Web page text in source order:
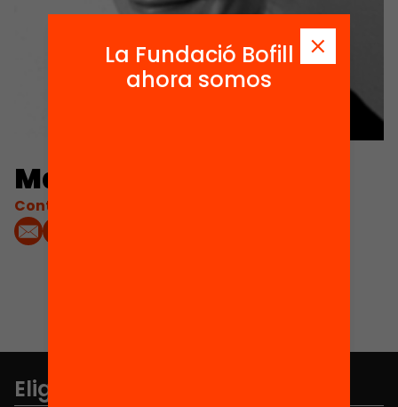
Maribel de la Cerda
Contacta'm:
Elige equidad
La Fundació Bofill
ahora somos